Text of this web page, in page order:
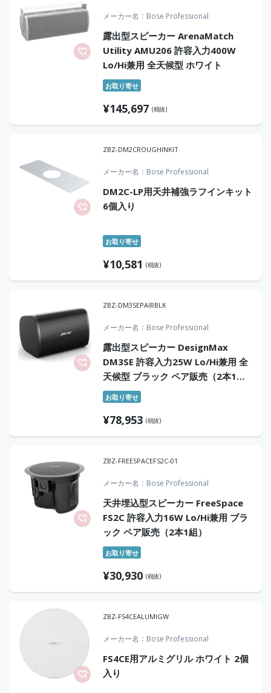
メーカー名 Bose Professional
露出型スピーカー ArenaMatch
Utility AMU206 許容入力400W
Lo/Hi兼用 全天候型 ホワイト
お取り寄せ
¥145,697 (税抜)
ZBZ-DM2CROUGHINKIT
メーカー名 Bose Professional
DM2C-LP用天井補強ラフインキット
6個入り
お取り寄せ
¥10,581 (税抜)
ZBZ-DM3SEPAIRBLK
メーカー名 Bose Professional
露出型スピーカー DesignMax
DM3SE 許容入力25W Lo/Hi兼用 全
天候型 ブラック ペア販売（2本1
組）
お取り寄せ
¥78,953 (税抜)
ZBZ-FREESPACEFS2C-01
メーカー名 Bose Professional
天井埋込型スピーカー FreeSpace
FS2C 許容入力16W Lo/Hi兼用 ブラ
ック ペア販売（2本1組）
お取り寄せ
¥30,930 (税抜)
ZBZ-FS4CEALUMIGW
メーカー名 Bose Professional
FS4CE用アルミグリル ホワイト 2個
入り